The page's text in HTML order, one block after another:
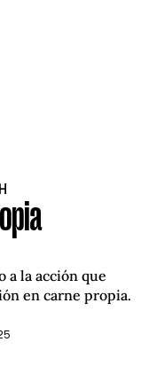
a la acción que
en carne propia.